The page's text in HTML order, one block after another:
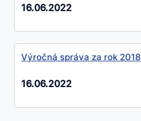
16.06.2022
Výročná správa za rok 2018
16.06.2022